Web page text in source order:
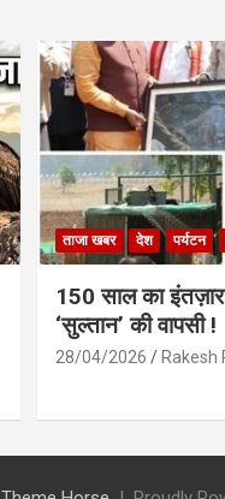
ताजा खबर देश पर्यटन
150 साल का
‘सुल्तान’ की वापसी !
28/04/2026 Rakesh